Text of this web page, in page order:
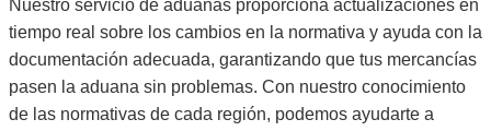
Nuestro servicio de aduanas proporciona actualizaciones en
tiempo real sobre los cambios en la normativa y ayuda con la
documentación adecuada, garantizando que tus mercancías
pasen la aduana sin problemas. Con nuestro conocimiento
de las normativas de cada región, podemos ayudarte a